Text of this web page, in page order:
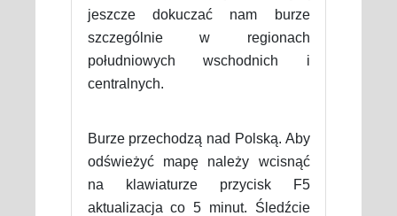
jeszcze dokuczać nam burze
szczególnie w regionach
południowych wschodnich i
centralnych.
Burze przechodzą nad Polską. Aby
odświeżyć mapę należy wcisnąć
na klawiaturze przycisk F5
aktualizacja co 5 minut. Śledźcie